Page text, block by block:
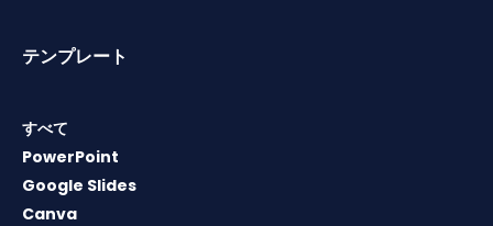
テンプレート
すべて
PowerPoint
Google Slides
Canva